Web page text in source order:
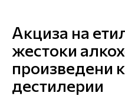
Бизнис заедница
Е-Царина
Акциза на
жестоки
произведени
дестилерии